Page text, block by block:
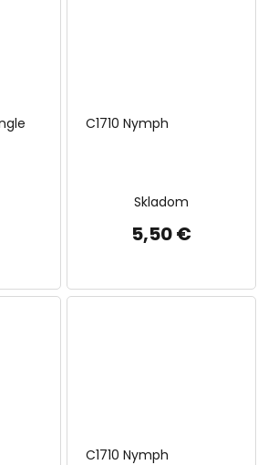
C1710 Nymph
Skladom
5,50 €
C1710 Nymph